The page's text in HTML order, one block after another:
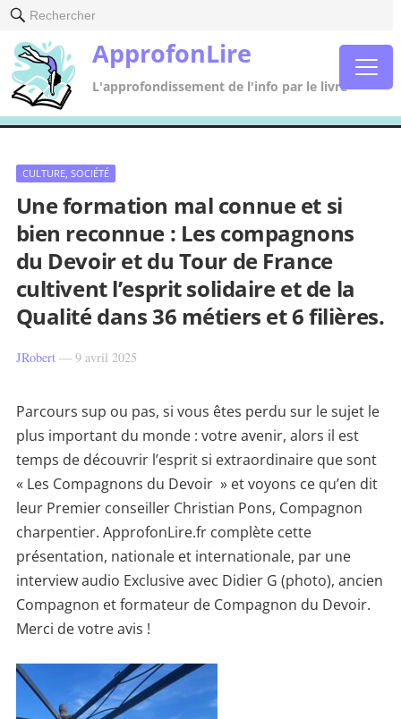
Rechercher
ApprofonLire
L'approfondissement de l'info par le livre
CULTURE, SOCIÉTÉ
Une formation mal connue et si
bien reconnue : Les compagnons
du Devoir et du Tour de France
cultivent l’esprit solidaire et de la
Qualité dans 36 métiers et 6 filières.
JRobert— 9 avril 2025
Parcours sup ou pas, si vous êtes perdu sur le sujet le
plus important du monde : votre avenir, alors il est
temps de découvrir l’esprit si extraordinaire que sont
« Les Compagnons du Devoir » et voyons ce qu’en dit
leur Premier conseiller Christian Pons, Compagnon
charpentier. ApprofonLire.fr complète cette
présentation, nationale et internationale, par une
interview audio Exclusive avec Didier G (photo), ancien
Compagnon et formateur de Compagnon du Devoir.
Merci de votre avis !